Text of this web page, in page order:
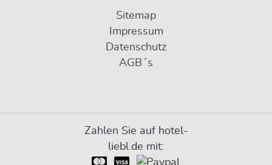
Sitemap
Impressum
Datenschutz
AGB´s
Zahlen Sie auf hotel-
liebl.de mit: